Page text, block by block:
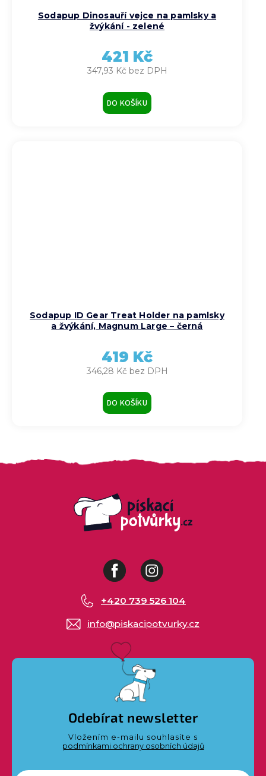
Sodapup Dinosauří vejce na pamlsky a
žvýkání - zelené
347,93 Kč bez DPH
421 Kč
DO KOŠÍKU
Sodapup ID Gear Treat Holder na pamlsky
a žvýkání, Magnum Large – černá
346,28 Kč bez DPH
419 Kč
DO KOŠÍKU
FacebookInstagram
info@piskacipotvurky.cz
+420 739 526 104
Odebírat newsletter
Vložením e-mailu souhlasíte s
podmínkami ochrany osobních údajů